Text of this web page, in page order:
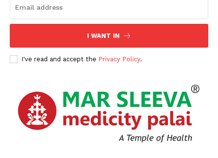
I WANT IN
I've read and accept the Privacy Policy.